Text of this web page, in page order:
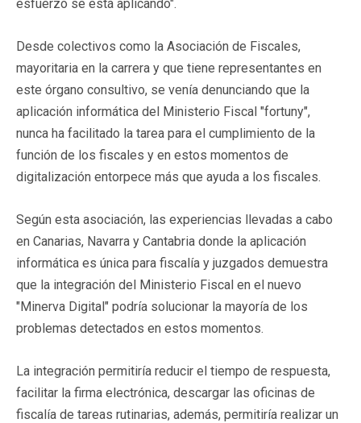
esfuerzo se está aplicando".
Desde colectivos como la Asociación de Fiscales,
mayoritaria en la carrera y que tiene representantes en
este órgano consultivo, se venía denunciando que la
aplicación informática del Ministerio Fiscal "fortuny",
nunca ha facilitado la tarea para el cumplimiento de la
función de los fiscales y en estos momentos de
digitalización entorpece más que ayuda a los fiscales.
Según esta asociación, las experiencias llevadas a cabo
en Canarias, Navarra y Cantabria donde la aplicación
informática es única para fiscalía y juzgados demuestra
que la integración del Ministerio Fiscal en el nuevo
"Minerva Digital" podría solucionar la mayoría de los
problemas detectados en estos momentos.
La integración permitiría reducir el tiempo de respuesta,
facilitar la firma electrónica, descargar las oficinas de
fiscalía de tareas rutinarias, además, permitiría realizar un